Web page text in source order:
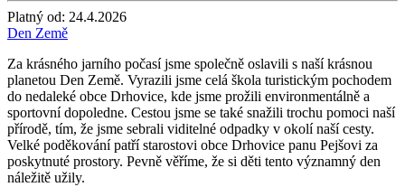
Platný od: 24.4.2026
Den Země
Za krásného jarního počasí jsme společně oslavili s naší krásnou
planetou Den Země. Vyrazili jsme celá škola turistickým pochodem
do nedaleké obce Drhovice, kde jsme prožili environmentálně a
sportovní dopoledne. Cestou jsme se také snažili trochu pomoci naší
přírodě, tím, že jsme sebrali viditelné odpadky v okolí naší cesty.
Velké poděkování patří starostovi obce Drhovice panu Pejšovi za
poskytnuté prostory. Pevně věříme, že si děti tento významný den
náležitě užily.